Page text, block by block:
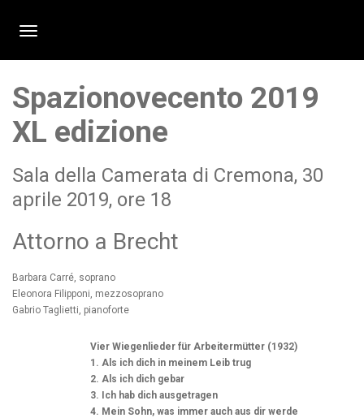
Toggle Navigation
Spazionovecento 2019
XL edizione
Sala della Camerata di Cremona, 30
aprile 2019, ore 18
Attorno a Brecht
Barbara Carré, soprano
Eleonora Filipponi, mezzosoprano
Gabrio Taglietti, pianoforte
Vier Wiegenlieder für Arbeitermütter (1932)
1. Als ich dich in meinem Leib trug
2. Als ich dich gebar
3. Ich hab dich ausgetragen
4. Mein Sohn, was immer auch aus dir werde